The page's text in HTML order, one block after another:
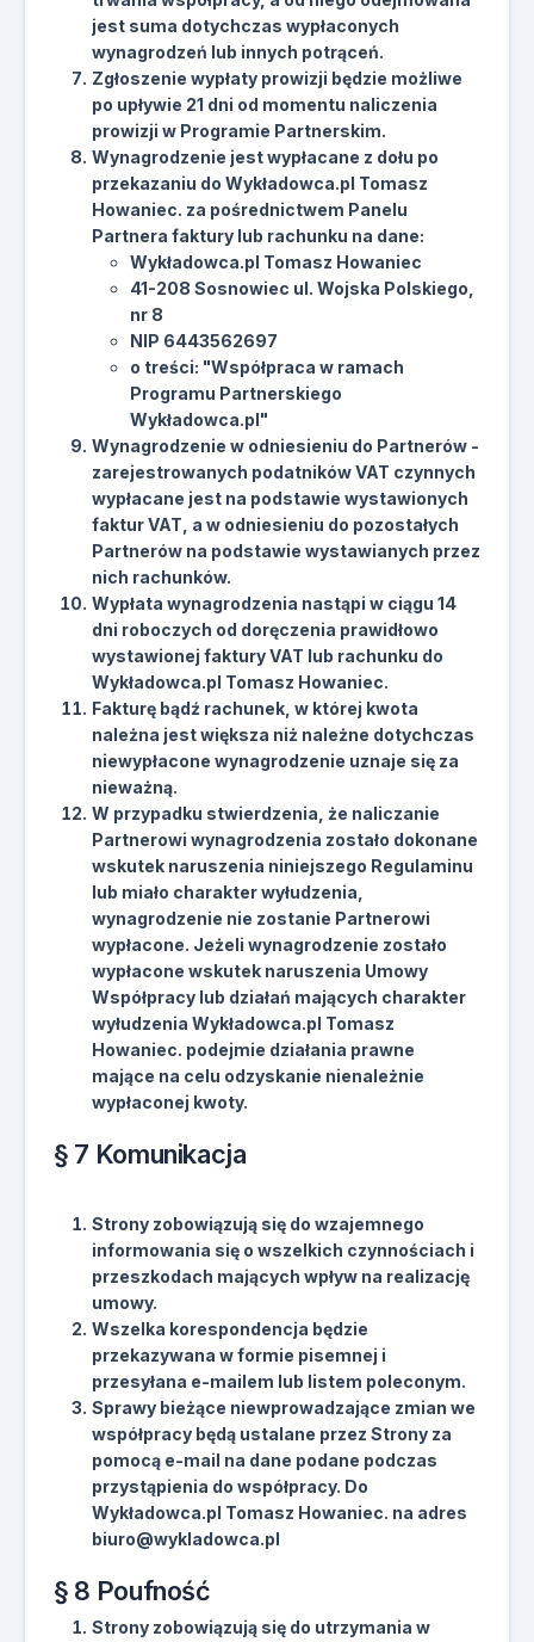
jest suma dotychczas wypłaconych
wynagrodzeń lub innych potrąceń.
Zgłoszenie wypłaty prowizji będzie możliwe
po upływie 21 dni od momentu naliczenia
prowizji w Programie Partnerskim.
Wynagrodzenie jest wypłacane z dołu po
przekazaniu do Wykładowca.pl Tomasz
Howaniec. za pośrednictwem Panelu
Partnera faktury lub rachunku na dane:
Wykładowca.pl Tomasz Howaniec
41-208 Sosnowiec ul. Wojska Polskiego,
nr 8
NIP 6443562697
o treści: "Współpraca w ramach
Programu Partnerskiego
Wykładowca.pl"
Wynagrodzenie w odniesieniu do Partnerów -
zarejestrowanych podatników VAT czynnych
wypłacane jest na podstawie wystawionych
faktur VAT, a w odniesieniu do pozostałych
Partnerów na podstawie wystawianych przez
nich rachunków.
Wypłata wynagrodzenia nastąpi w ciągu 14
dni roboczych od doręczenia prawidłowo
wystawionej faktury VAT lub rachunku do
Wykładowca.pl Tomasz Howaniec.
Fakturę bądź rachunek, w której kwota
należna jest większa niż należne dotychczas
niewypłacone wynagrodzenie uznaje się za
nieważną.
W przypadku stwierdzenia, że naliczanie
Partnerowi wynagrodzenia zostało dokonane
wskutek naruszenia niniejszego Regulaminu
lub miało charakter wyłudzenia,
wynagrodzenie nie zostanie Partnerowi
wypłacone. Jeżeli wynagrodzenie zostało
wypłacone wskutek naruszenia Umowy
Współpracy lub działań mających charakter
wyłudzenia Wykładowca.pl Tomasz
Howaniec. podejmie działania prawne
mające na celu odzyskanie nienależnie
wypłaconej kwoty.
§ 7 Komunikacja
Strony zobowiązują się do wzajemnego
informowania się o wszelkich czynnościach i
przeszkodach mających wpływ na realizację
umowy.
Wszelka korespondencja będzie
przekazywana w formie pisemnej i
przesyłana e-mailem lub listem poleconym.
Sprawy bieżące niewprowadzające zmian we
współpracy będą ustalane przez Strony za
pomocą e-mail na dane podane podczas
przystąpienia do współpracy. Do
Wykładowca.pl Tomasz Howaniec. na adres
biuro@wykladowca.pl
§ 8 Poufność
Strony zobowiązują się do utrzymania w